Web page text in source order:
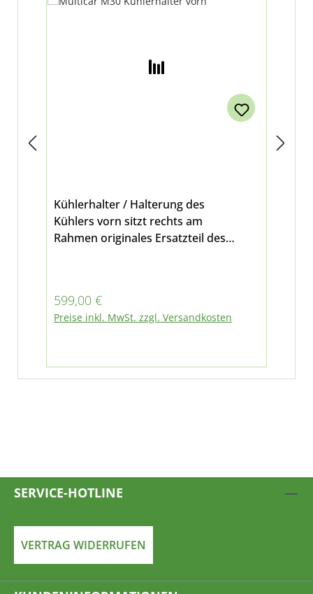
Kühlerhalter / Halterung des
Kühlers vorn sitzt rechts am
Rahmen originales Ersatzteil des
Regulärer Preis:
599,00 €
Preise inkl. MwSt. zzgl. Versandkosten
SERVICE-HOTLINE
VERTRAG WIDERRUFEN